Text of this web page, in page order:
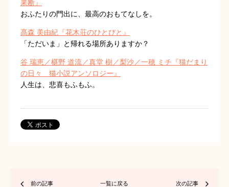
果断』
おふたりの門出に、最高のおもてなしを。
髙森 美由紀『花木荘のひとびと』
「ただいま」と帰れる場所ありますか？
谷 瑞恵／椹野 道流／真堂 樹／梨沙／一穂 ミチ『猫だまり
の日々 猫小説アンソロジー』
人生は、悲喜もふもふ。
前の記事 一覧に戻る 次の記事